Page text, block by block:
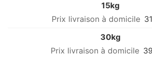
15kg
30kg